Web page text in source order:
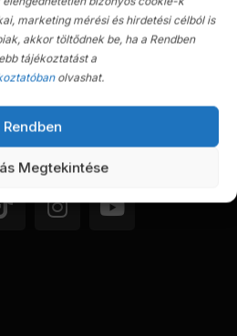
marketing mérési és hirdetési célból is
akkor töltődnek be, ha a Rendben
tájékoztatást a
olvashat.
Rendben
Megtekintése
szerviz, import és tartós
bérlet